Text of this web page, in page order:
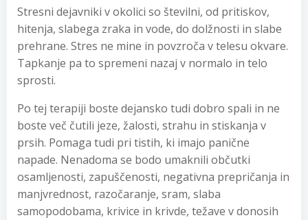
Stresni dejavniki v okolici so številni, od pritiskov,
hitenja, slabega zraka in vode, do dolžnosti in slabe
prehrane. Stres ne mine in povzroča v telesu okvare.
Tapkanje pa to spremeni nazaj v normalo in telo
sprosti.
Po tej terapiji boste dejansko tudi dobro spali in ne
boste več čutili jeze, žalosti, strahu in stiskanja v
prsih. Pomaga tudi pri tistih, ki imajo panične
napade. Nenadoma se bodo umaknili občutki
osamljenosti, zapuščenosti, negativna prepričanja in
manjvrednost, razočaranje, sram, slaba
samopodobama, krivice in krivde, težave v donosih